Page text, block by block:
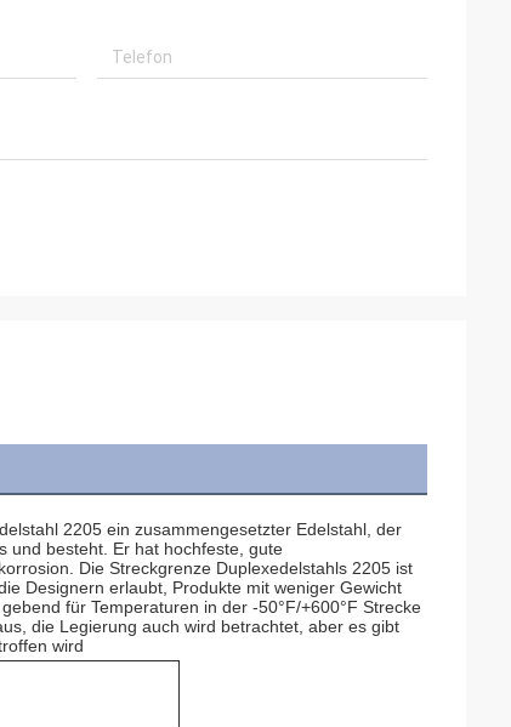
2205 ein zusammengesetzter Edelstahl, der
und besteht. Er hat hochfeste, gute
Die Streckgrenze Duplexedelstahls 2205 ist
Designern erlaubt, Produkte mit weniger Gewicht
für Temperaturen in der -50°F/+600°F Strecke
die Legierung auch wird betrachtet, aber es gibt
wird